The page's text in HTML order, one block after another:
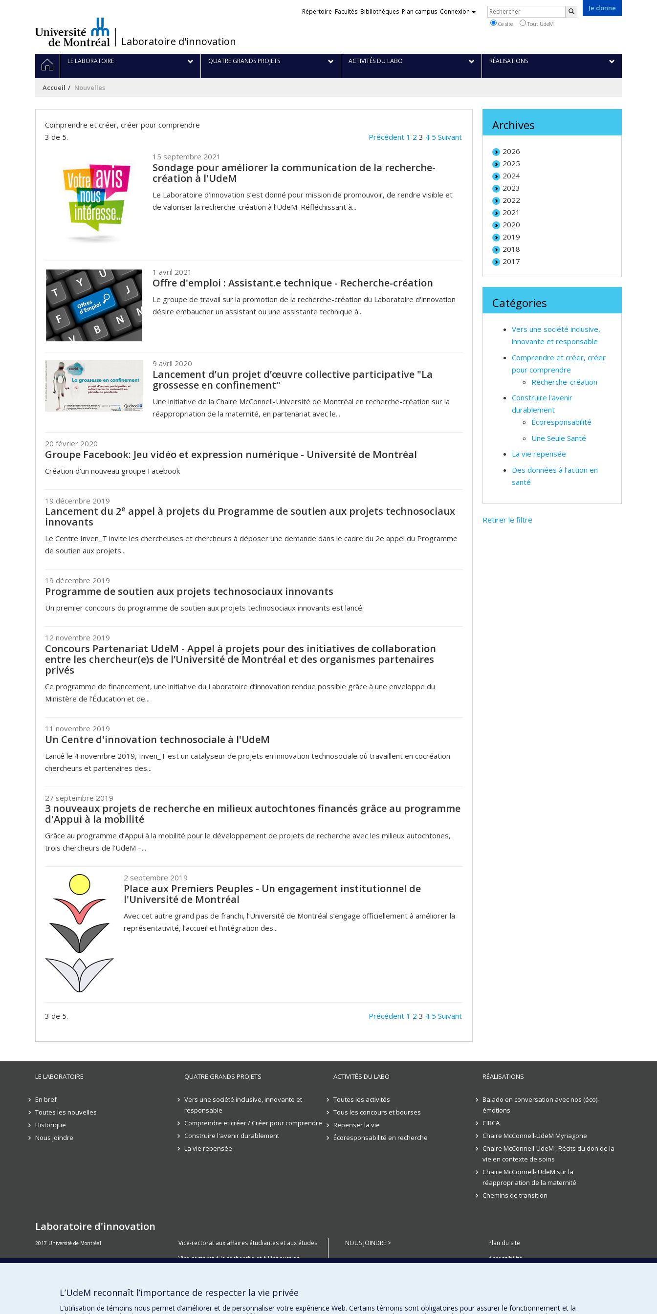
/Laboratoire d'innovation
Je donne
Liens
Répertoire Facultés Bibliothèques Plan campus Connexion Rechercher
Ce site Tout UdeM
Navigation
principale
ACCUEILLE LABORATOIRE QUATRE GRANDS PROJETS ACTIVITÉS DU LABO RÉALISATIONS
Accueil Nouvelles
Comprendre et créer, créer pour comprendre
3 de 5.
Précédent 1 2 3 4 5 Suivant
15 septembre 2021
Sondage pour améliorer la communication de la recherche-
création à l'UdeM
Le Laboratoire d’innovation s’est donné pour mission de promouvoir, de rendre visible et
de valoriser la recherche-création à l’UdeM. Réfléchissant à...
1 avril 2021
Offre d'emploi : Assistant.e technique - Recherche-création
Le groupe de travail sur la promotion de la recherche-création du Laboratoire d'innovation
désire embaucher un assistant ou une assistante technique à...
9 avril 2020
Lancement d’un projet d’œuvre collective participative "La
grossesse en confinement"
Une initiative de la Chaire McConnell-Université de Montréal en recherche-création sur la
réappropriation de la maternité, en partenariat avec le...
20 février 2020
Groupe Facebook: Jeu vidéo et expression numérique - Université de Montréal
Création d'un nouveau groupe Facebook
19 décembre 2019
Lancement du 2e appel à projets du Programme de soutien aux projets technosociaux
innovants
Le Centre Inven_T invite les chercheuses et chercheurs à déposer une demande dans le cadre du 2e appel du Programme
de soutien aux projets...
19 décembre 2019
Programme de soutien aux projets technosociaux innovants
Un premier concours du programme de soutien aux projets technosociaux innovants est lancé.
12 novembre 2019
Concours Partenariat UdeM - Appel à projets pour des initiatives de collaboration
entre les chercheur(e)s de l’Université de Montréal et des organismes partenaires
privés
Ce programme de financement, une initiative du Laboratoire d’innovation rendue possible grâce à une enveloppe du
Ministère de l’Éducation et de...
11 novembre 2019
Un Centre d'innovation technosociale à l'UdeM
Lancé le 4 novembre 2019, Inven_T est un catalyseur de projets en innovation technosociale où travaillent en cocréation
chercheurs et partenaires des...
27 septembre 2019
3 nouveaux projets de recherche en milieux autochtones financés grâce au programme
d'Appui à la mobilité
Grâce au programme d’Appui à la mobilité pour le développement de projets de recherche avec les milieux autochtones,
trois chercheurs de l’UdeM –...
2 septembre 2019
Place aux Premiers Peuples - Un engagement institutionnel de
l'Université de Montréal
Avec cet autre grand pas de franchi, l’Université de Montréal s’engage officiellement à améliorer la
représentativité, l’accueil et l’intégration des...
3 de 5. Précédent 1 2 3 4 5 Suivant
Archives
2026
2025
2024
2023
2022
2021
2020
2019
2018
2017
Catégories
Vers une société inclusive,
innovante et responsable
Comprendre et créer, créer
pour comprendre
Recherche-création
Construire l'avenir
durablement
Écoresponsabilité
Une Seule Santé
La vie repensée
Des données à l'action en
santé
Retirer le filtre
LE LABORATOIRE
En bref
Toutes les nouvelles
Historique
Nous joindre
QUATRE GRANDS PROJETS
Vers une société inclusive, innovante et
responsable
Comprendre et créer / Créer pour comprendre
Construire l'avenir durablement
La vie repensée
ACTIVITÉS DU LABO
Toutes les activités
Tous les concours et bourses
Repenser la vie
Écoresponsabilité en recherche
RÉALISATIONS
Balado en conversation avec nos (éco)-
émotions
CIRCA
Chaire McConnell-UdeM Myriagone
Chaire McConnell-UdeM : Récits du don de la
vie en contexte de soins
Chaire McConnell- UdeM sur la
réappropriation de la maternité
Chemins de transition
Laboratoire d'innovation
2017 Université de Montréal
Vice-rectorat aux affaires étudiantes et aux études
Vice-rectorat à la recherche et à l'innovation
Consortium Santé Numérique
Place aux Premiers Peuples
NOUS JOINDRE >
Plan du site
Accessibilité
L’UdeM reconnaît l’importance de respecter la vie privée
L’utilisation de témoins nous permet d’améliorer et de personnaliser votre expérience Web. Certains témoins sont obligatoires pour assurer le fonctionnement et la